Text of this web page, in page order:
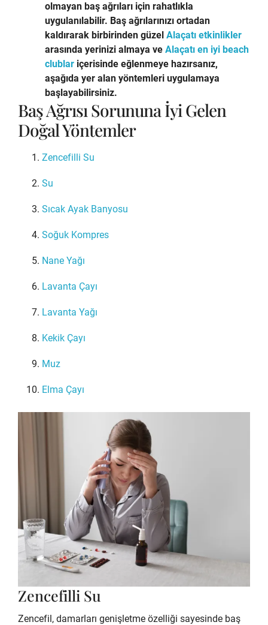
olmayan baş ağrıları için rahatlıkla
uygulanılabilir. Baş ağrılarınızı ortadan
kaldırarak birbirinden güzel Alaçatı etkinlikler
arasında yerinizi almaya ve Alaçatı en iyi beach
clublar içerisinde eğlenmeye hazırsanız,
aşağıda yer alan yöntemleri uygulamaya
başlayabilirsiniz.
Baş Ağrısı Sorununa İyi Gelen
Doğal Yöntemler
Zencefilli Su
Su
Sıcak Ayak Banyosu
Soğuk Kompres
Nane Yağı
Lavanta Çayı
Lavanta Yağı
Kekik Çayı
Muz
Elma Çayı
Zencefilli Su
Zencefil, damarları genişletme özelliği sayesinde baş